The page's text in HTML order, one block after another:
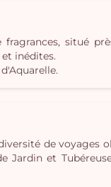
situé
inédites.
de voyages
Jardin et